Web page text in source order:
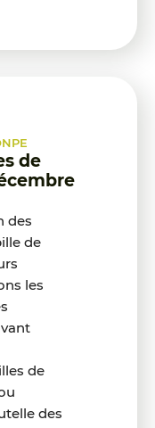
de
des
de
les
de
des